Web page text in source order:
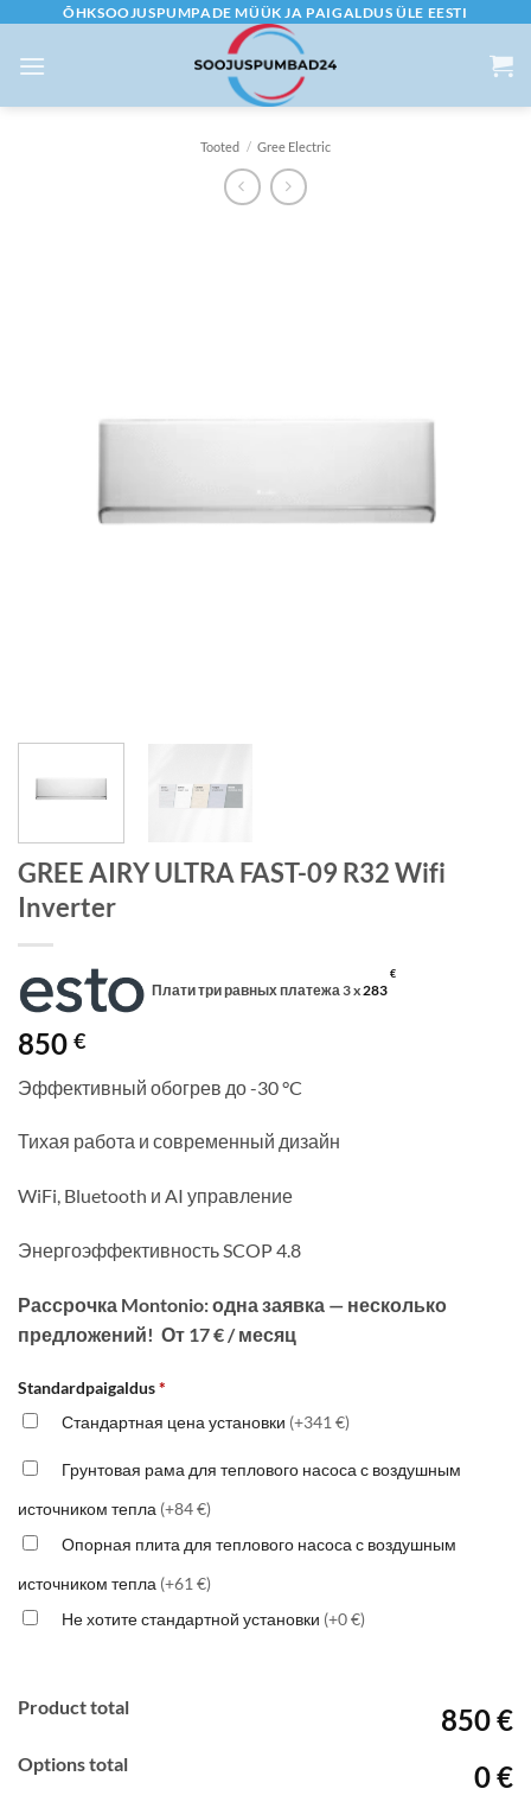
content
ÕHKSOOJUSPUMPADE MÜÜK JA PAIGALDUS ÜLE EESTI
Tooted / Gree Electric
GREE AIRY ULTRA FAST-09 R32 Wifi
Inverter
Плати три равных платежа 3 x 283
€
850 €
Эффективный обогрев до -30 °C
Тихая работа и современный дизайн
WiFi, Bluetooth и AI управление
Энергоэффективность SCOP 4.8
Рассрочка Montonio: одна заявка — несколько
предложений! От 17 € / месяц
Standardpaigaldus*
Стандартная цена установки (+341 €)
Грунтовая рама для теплового насоса с воздушным
источником тепла (+84 €)
Опорная плита для теплового насоса с воздушным
источником тепла (+61 €)
Не хотите стандартной установки (+0 €)
Product total 850 €
Options total 0 €